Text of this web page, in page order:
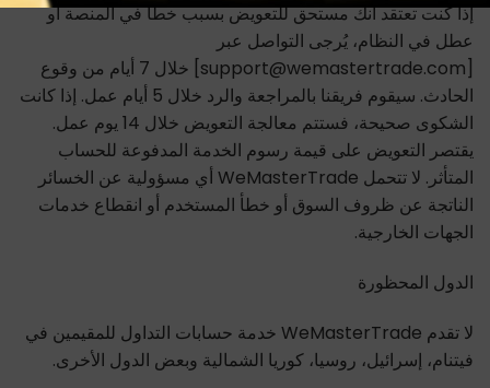
إذا كنت تعتقد أنك مستحق للتعويض بسبب خطأ في المنصة أو
عطل في النظام، يُرجى التواصل عبر
[support@wemastertrade.com] خلال 7 أيام من وقوع
الحادث. سيقوم فريقنا بالمراجعة والرد خلال 5 أيام عمل. إذا كانت
الشكوى صحيحة، فستتم معالجة التعويض خلال 14 يوم عمل.
يقتصر التعويض على قيمة رسوم الخدمة المدفوعة للحساب
المتأثر. لا تتحمل WeMasterTrade أي مسؤولية عن الخسائر
الناتجة عن ظروف السوق أو خطأ المستخدم أو انقطاع خدمات
الجهات الخارجية.
الدول المحظورة
لا تقدم WeMasterTrade خدمة حسابات التداول للمقيمين في
فيتنام، إسرائيل، روسيا، كوريا الشمالية وبعض الدول الأخرى.